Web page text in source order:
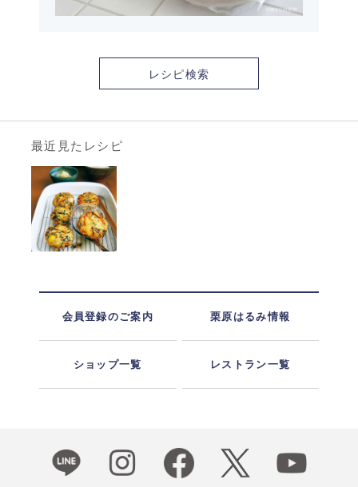
レシピ検索
最近見たレシピ
会員登録のご案内 栗原はるみ情報
ショップ一覧 レストラン一覧